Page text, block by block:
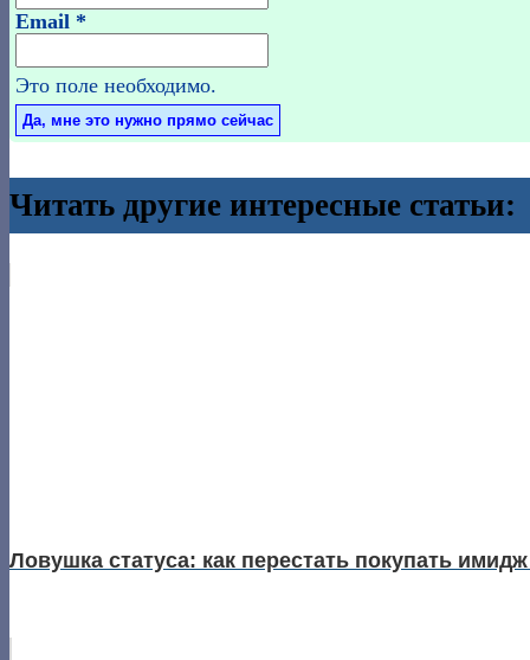
Email *
Это поле необходимо.
Читать другие интересные статьи:
Ловушка статуса: как перестать покупать